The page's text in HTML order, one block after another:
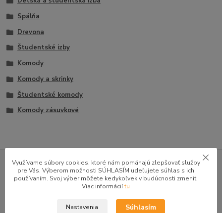
Spálňa
Drevona
Študentské izby
Komody
Komody a skrinky
Študentské komody
Komody zásuvkové
4.9★★★★★
47 recenzií · Google
Využívame súbory cookies, ktoré nám pomáhajú zlepšovať služby
pre Vás. Výberom možnosti SÚHLASÍM udeľujete súhlas s ich
používaním. Svoj výber môžete kedykoľvek v budúcnosti zmeniť.
Viac informáciítu
Nastavenia Súhlasím